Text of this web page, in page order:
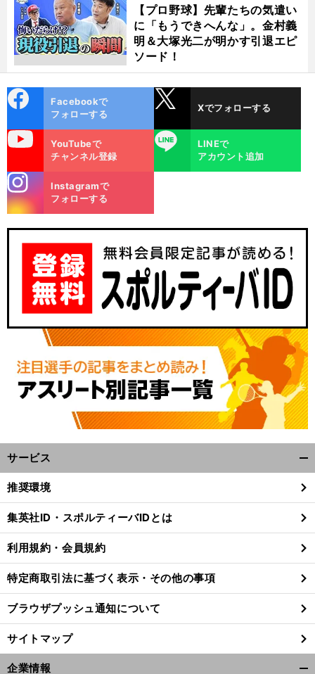
【プロ野球】先輩たちの気遣い
に「もうできへんな」。金村義
明＆大塚光二が明かす引退エピ
ソード！
動画
ok
Facebookで
フォローする
Xでフォローする
YouTubeで
チャンネル登録
LINE
LINEで
アカウント追加
m
Instagramで
フォローする
サービス
閉
る
推奨環境
集英社ID・スポルティーバIDとは
利用規約・会員規約
特定商取引法に基づく表示・その他の事項
ブラウザプッシュ通知について
サイトマップ
企業情報